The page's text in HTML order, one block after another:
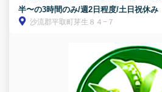
半〜の3時間のみ/週2日程度/土日祝休み
沙流郡平取町芽生８４−７